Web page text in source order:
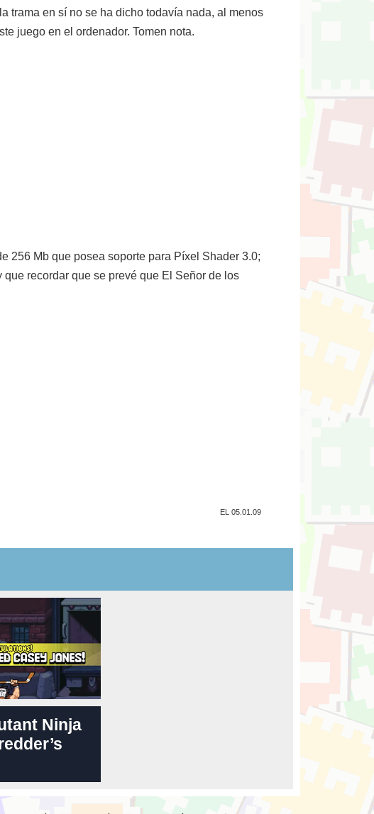
trama en sí no se ha dicho todavía nada, al menos
juego en el ordenador. Tomen nota.
256 Mb que posea soporte para Píxel Shader 3.0;
recordar que se prevé que El Señor de los
EL 05.01.09
Ninja